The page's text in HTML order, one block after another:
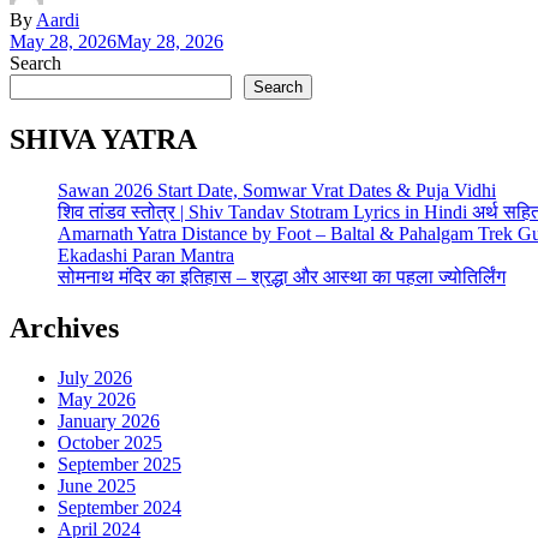
By Aardi
May 28, 2026May 28, 2026
Search
Search
SHIVA YATRA
Sawan 2026 Start Date, Somwar Vrat Dates & Puja Vidhi
शिव तांडव स्तोत्र | Shiv Tandav Stotram Lyrics in Hindi अर्थ
Amarnath Yatra Distance by Foot – Baltal & Pahalgam Trek
Ekadashi Paran Mantra
सोमनाथ मंदिर का इतिहास – श्रद्धा और आस्था का पहला ज्योतिर्लिंग
Archives
July 2026
May 2026
January 2026
October 2025
September 2025
June 2025
September 2024
April 2024